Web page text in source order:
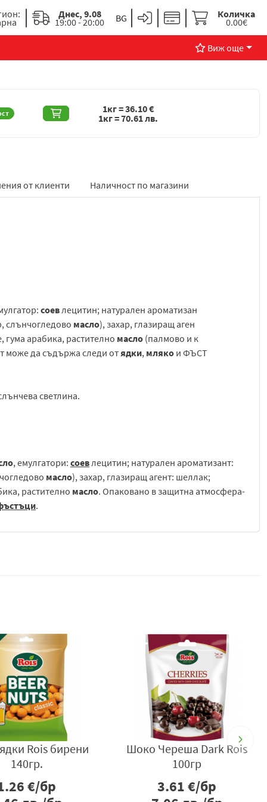
Днес, 9.08
19:00 - 20:00
Количка
0.00€
Виж още
1кг =36.10€
1кг =70.61лв.
от клиенти Наличност по магазини
соевлецитин; натурален ароматизан
слънчогледово масло), захар, глазиращ аген
гума арабика, растително масло (палмово и к
може да съдържа следи отядки, мляко и ФЪСТ
светлина.
, емулгатори: соевлецитин; натурален ароматизант:
масло), захар, глазиращ агент: шеллак;
растително масло. Опаковано в защитна атмосфера-
.
Rois бирени
140гр.
€/бр
Шоко Череша Dark Rois
100гр
3.61€/бр